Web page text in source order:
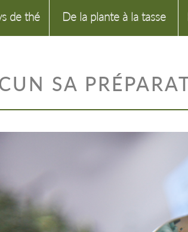
de thé De la plante à la tasse
SA